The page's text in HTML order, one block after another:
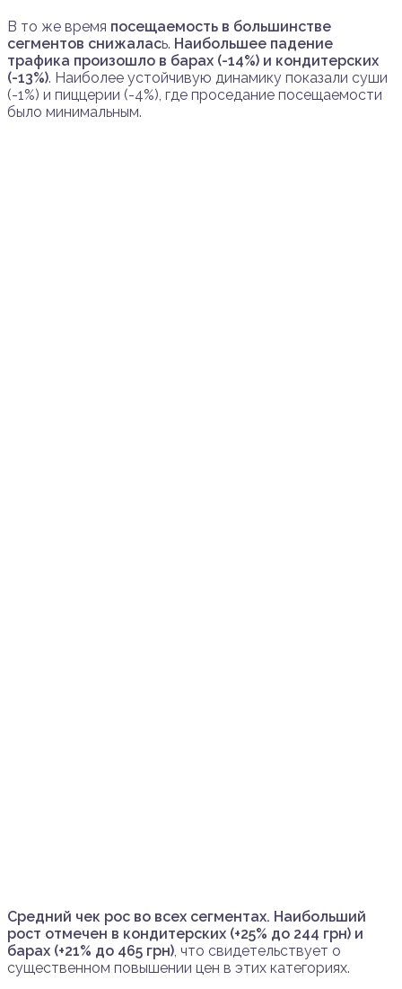
В то же время посещаемость в большинстве
сегментов снижалась. Наибольшее падение
трафика произошло в барах (-14%) и кондитерских
(-13%). Наиболее устойчивую динамику показали суши
(-1%) и пиццерии (-4%), где проседание посещаемости
было минимальным.
Средний чек рос во всех сегментах. Наибольший
рост отмечен в кондитерских (+25% до 244 грн) и
барах (+21% до 465 грн), что свидетельствует о
существенном повышении цен в этих категориях.